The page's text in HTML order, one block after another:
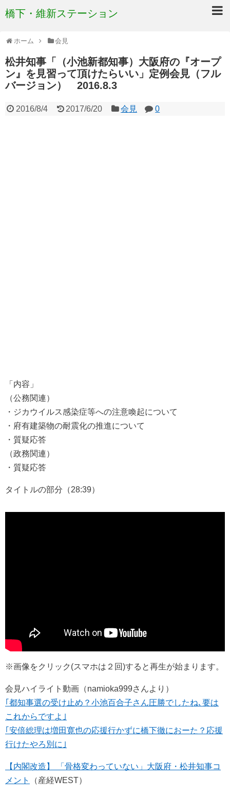
橋下・維新ステーション
ホーム 会見
松井知事「（小池新都知事）大阪府の『オープ
ン』を見習って頂けたらいい」定例会見（フル
バージョン） 2016.8.3
2016/8/4 2017/6/20 会見 0
「内容」
（公務関連）
・ジカウイルス感染症等への注意喚起について
・府有建築物の耐震化の推進について
・質疑応答
（政務関連）
・質疑応答
タイトルの部分（28:39）
※画像をクリック(スマホは２回)すると再生が始まります。
会見ハイライト動画（namioka999さんより）
｢都知事選の受け止め？小池百合子さん圧勝でしたね､要は
これからですよ｣
｢安倍総理は増田寛也の応援行かずに橋下徹におーた？応援
行けたやろ別に｣
【内閣改造】 「骨格変わっていない」大阪府・松井知事コ
メント
（産経WEST）